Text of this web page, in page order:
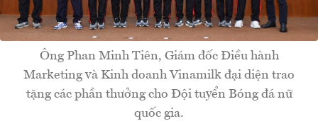
Ông Phan Minh Tiên, Giám đốc Điều hành
Marketing và Kinh doanh Vinamilk đại diện trao
tặng các phần thưởng cho Đội tuyển Bóng đá nữ
quốc gia.